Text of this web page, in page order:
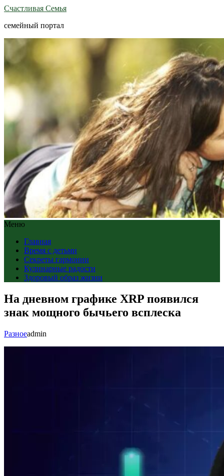
Счастливая Семья
семейный портал
Меню
Главная
Время с детьми
Секреты гармонии
Кулинарные радости
Здоровый образ жизни
На дневном графике XRP появился
знак мощного бычьего всплеска
Разноеadmin